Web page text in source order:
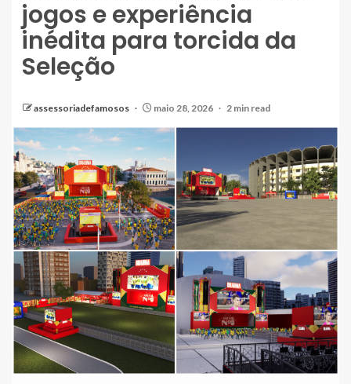
jogos e experiência
inédita para torcida da
Seleção
assessoriadefamosos maio 28, 2026 2 min read